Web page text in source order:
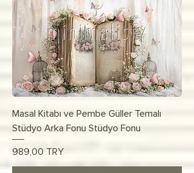
Masal Kitabı ve Pembe Güller Temalı
Stüdyo Arka Fonu Stüdyo Fonu
Cena
989,00 TRY